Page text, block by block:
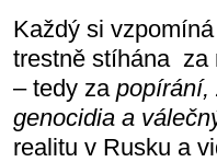
Každý si
trestně stíhána za
–tedy za popírání,
genocidia a
realitu v Rusku a